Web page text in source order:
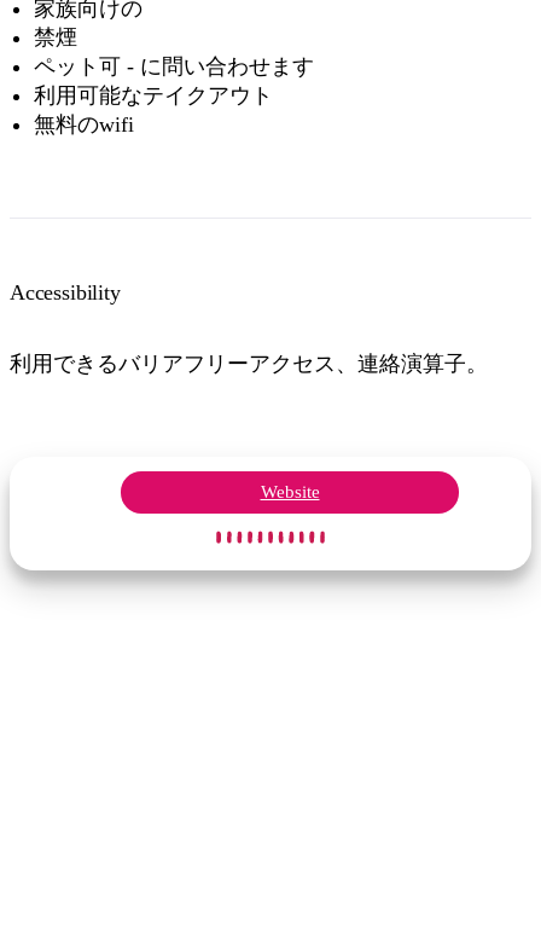
家族向けの
禁煙
ペット可 - に問い合わせます
利用可能なテイクアウト
無料のwifi
Accessibility
利用できるバリアフリーアクセス、連絡演算子。
Website